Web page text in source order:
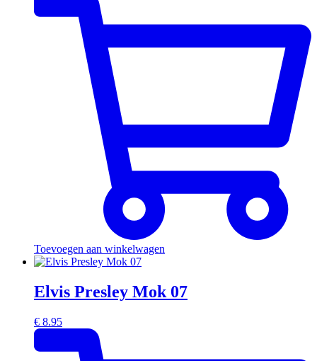
Toevoegen aan winkelwagen
Elvis Presley Mok 07
€ 8.95